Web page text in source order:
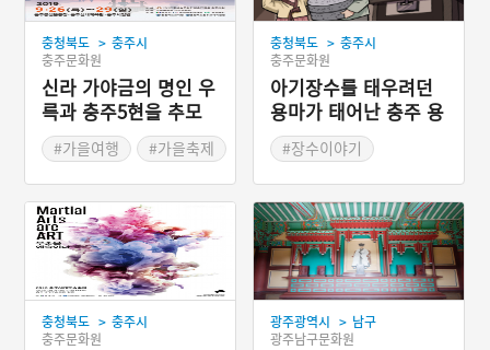
충청북도 > 충주시
충주문화원
신라 가야금의 명인 우
륵과 충주5현을 추모
하는 ‘우륵문화제’
#가을여행
#가을축제
충청북도 > 충주시
충주문화원
아기장수를 태우려던
용마가 태어난 충주 용
마골
#장수이야기
충청북도 > 충주시
충주문화원
광주광역시 > 남구
광주남구문화원